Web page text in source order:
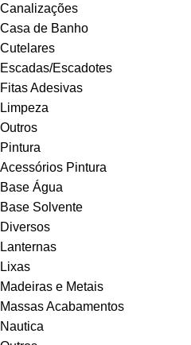
Canalizações
Casa de Banho
Cutelares
Escadas/Escadotes
Fitas Adesivas
Limpeza
Outros
Pintura
Acessórios Pintura
Base Água
Base Solvente
Diversos
Lanternas
Lixas
Madeiras e Metais
Massas Acabamentos
Nautica